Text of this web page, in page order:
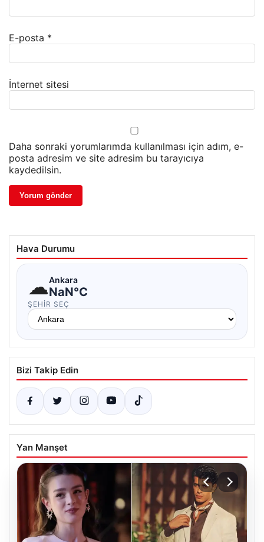
E-posta *
İnternet sitesi
Daha sonraki yorumlarımda kullanılması için adım, e-
posta adresim ve site adresim bu tarayıcıya
kaydedilsin.
Hava Durumu
☁Ankara
NaN°C
ŞEHIR SEÇ
Bizi Takip Edin
Yan Manşet